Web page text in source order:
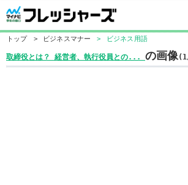
トップ > ビジネスマナー > ビジネス用語
取締役とは？ 経営者、執行役員との... の画像